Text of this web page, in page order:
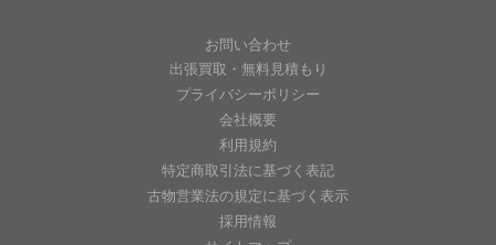
お問い合わせ
出張買取・無料見積もり
プライバシーポリシー
会社概要
利用規約
特定商取引法に基づく表記
古物営業法の規定に基づく表示
採用情報